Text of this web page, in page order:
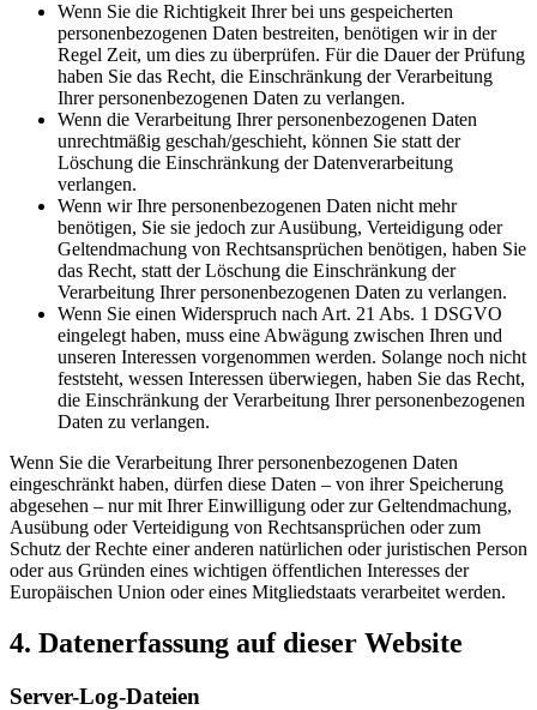
Wenn Sie die Richtigkeit Ihrer bei uns gespeicherten
personenbezogenen Daten bestreiten, benötigen wir in der
Regel Zeit, um dies zu überprüfen. Für die Dauer der Prüfung
haben Sie das Recht, die Einschränkung der Verarbeitung
Ihrer personenbezogenen Daten zu verlangen.
Wenn die Verarbeitung Ihrer personenbezogenen Daten
unrechtmäßig geschah/geschieht, können Sie statt der
Löschung die Einschränkung der Datenverarbeitung
verlangen.
Wenn wir Ihre personenbezogenen Daten nicht mehr
benötigen, Sie sie jedoch zur Ausübung, Verteidigung oder
Geltendmachung von Rechtsansprüchen benötigen, haben Sie
das Recht, statt der Löschung die Einschränkung der
Verarbeitung Ihrer personenbezogenen Daten zu verlangen.
Wenn Sie einen Widerspruch nach Art. 21 Abs. 1 DSGVO
eingelegt haben, muss eine Abwägung zwischen Ihren und
unseren Interessen vorgenommen werden. Solange noch nicht
feststeht, wessen Interessen überwiegen, haben Sie das Recht,
die Einschränkung der Verarbeitung Ihrer personenbezogenen
Daten zu verlangen.
Wenn Sie die Verarbeitung Ihrer personenbezogenen Daten
eingeschränkt haben, dürfen diese Daten – von ihrer Speicherung
abgesehen – nur mit Ihrer Einwilligung oder zur Geltendmachung,
Ausübung oder Verteidigung von Rechtsansprüchen oder zum
Schutz der Rechte einer anderen natürlichen oder juristischen Person
oder aus Gründen eines wichtigen öffentlichen Interesses der
Europäischen Union oder eines Mitgliedstaats verarbeitet werden.
4. Datenerfassung auf dieser Website
Server-Log-Dateien